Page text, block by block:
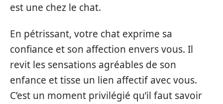
est une chez le chat.
En pétrissant, votre chat exprime sa
confiance et son affection envers vous. Il
revit les sensations agréables de son
enfance et tisse un lien affectif avec vous.
C’est un moment privilégié qu’il faut savoir